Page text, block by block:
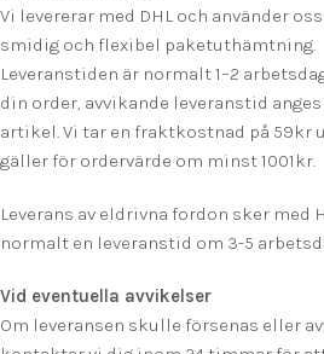
Vi levererar med DHL och använder
smidig och flexibel paketuthämtning.
Leveranstiden är normalt 1–2
din order, avvikande leveranstid
artikel. Vi tar en fraktkostnad på 59kr
gäller för ordervärde om minst 1001kr.
Leverans av eldrivna fordon sker med
normalt en leveranstid om 3-5
Vid eventuella avvikelser
Om leveransen skulle försenas eller